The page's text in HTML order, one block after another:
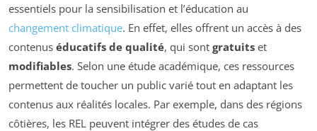
essentiels pour la sensibilisation et l’éducation au
changement climatique. En effet, elles offrent un accès à des
contenus éducatifs de qualité, qui sont gratuits et
modifiables. Selon une étude académique, ces ressources
permettent de toucher un public varié tout en adaptant les
contenus aux réalités locales. Par exemple, dans des régions
côtières, les REL peuvent intégrer des études de cas